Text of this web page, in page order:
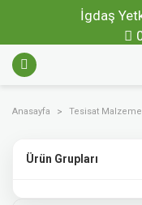
İgdaş
Anasayfa Tesisat
Ürün Grupları